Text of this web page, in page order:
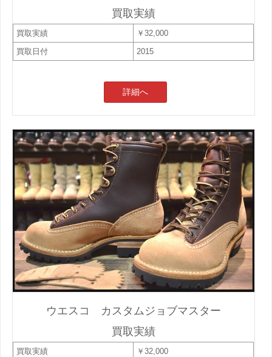
買取実績
買取実績
￥32,000
買取日付
2015
詳細へ
ウエスコ カスタムジョブマスター
買取実績
買取実績
￥32,000